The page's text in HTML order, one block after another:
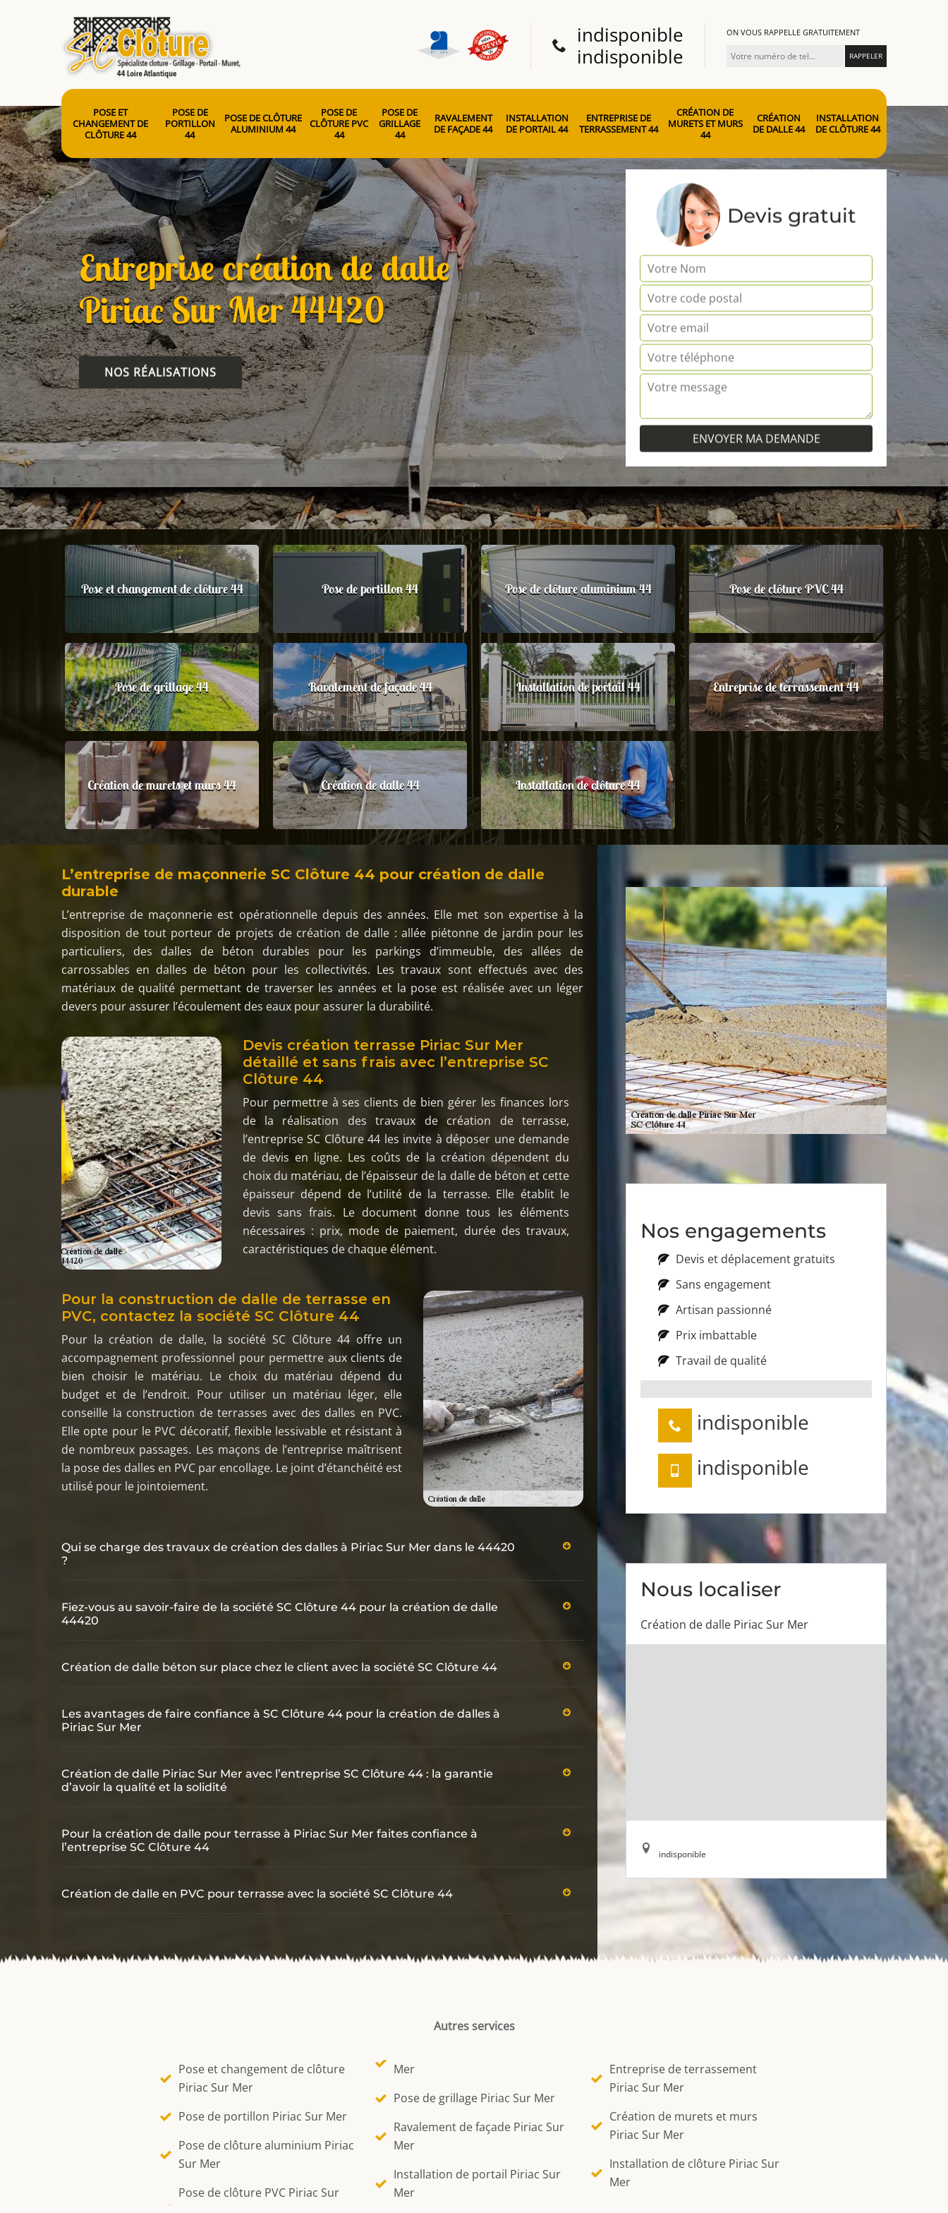
indisponible
indisponible
ON VOUS RAPPELLE GRATUITEMENT
POSE ET
CHANGEMENT DE
CLÔTURE 44
POSE DE
PORTILLON
44
POSE DE CLÔTURE
ALUMINIUM 44
POSE DE
CLÔTURE PVC
44
POSE DE
GRILLAGE
44
RAVALEMENT
DE FAÇADE 44
INSTALLATION
DE PORTAIL 44
ENTREPRISE DE
TERRASSEMENT 44
CRÉATION DE
MURETS ET MURS
44
CRÉATION
DE DALLE 44
INSTALLATION
DE CLÔTURE 44
Entreprise création de dalle
Piriac Sur Mer 44420
NOS RÉALISATIONS
Devis gratuit
Pose et changement de clôture 44 Pose de portillon 44 Pose de clôture aluminium 44 Pose de clôture PVC 44
Pose de grillage 44 Ravalement de façade 44 Installation de portail 44 Entreprise de terrassement 44
Création de murets et murs 44 Création de dalle 44 Installation de clôture 44
L’entreprise de maçonnerie SC Clôture 44 pour création de dalle
durable
L’entreprise de maçonnerie est opérationnelle depuis des années. Elle met son expertise à la
disposition de tout porteur de projets de création de dalle : allée piétonne de jardin pour les
particuliers, des dalles de béton durables pour les parkings d’immeuble, des allées de
carrossables en dalles de béton pour les collectivités. Les travaux sont effectués avec des
matériaux de qualité permettant de traverser les années et la pose est réalisée avec un léger
devers pour assurer l’écoulement des eaux pour assurer la durabilité.
Devis création terrasse Piriac Sur Mer
détaillé et sans frais avec l’entreprise SC
Clôture 44
Pour permettre à ses clients de bien gérer les finances lors
de la réalisation des travaux de création de terrasse,
l’entreprise SC Clôture 44 les invite à déposer une demande
de devis en ligne. Les coûts de la création dépendent du
choix du matériau, de l’épaisseur de la dalle de béton et cette
épaisseur dépend de l’utilité de la terrasse. Elle établit le
devis sans frais. Le document donne tous les éléments
nécessaires : prix, mode de paiement, durée des travaux,
caractéristiques de chaque élément.
Pour la construction de dalle de terrasse en
PVC, contactez la société SC Clôture 44
Pour la création de dalle, la société SC Clôture 44 offre un
accompagnement professionnel pour permettre aux clients de
bien choisir le matériau. Le choix du matériau dépend du
budget et de l’endroit. Pour utiliser un matériau léger, elle
conseille la construction de terrasses avec des dalles en PVC.
Elle opte pour le PVC décoratif, flexible lessivable et résistant à
de nombreux passages. Les maçons de l’entreprise maîtrisent
la pose des dalles en PVC par encollage. Le joint d’étanchéité est
utilisé pour le jointoiement.
Qui se charge des travaux de création des dalles à Piriac Sur Mer dans le 44420
?
Fiez-vous au savoir-faire de la société SC Clôture 44 pour la création de dalle
44420
Création de dalle béton sur place chez le client avec la société SC Clôture 44
Les avantages de faire confiance à SC Clôture 44 pour la création de dalles à
Piriac Sur Mer
Création de dalle Piriac Sur Mer avec l’entreprise SC Clôture 44 : la garantie
d’avoir la qualité et la solidité
Pour la création de dalle pour terrasse à Piriac Sur Mer faites confiance à
l’entreprise SC Clôture 44
Création de dalle en PVC pour terrasse avec la société SC Clôture 44
Nos engagements
Devis et déplacement gratuits
Sans engagement
Artisan passionné
Prix imbattable
Travail de qualité
indisponible
indisponible
Nous localiser
Création de dalle Piriac Sur Mer
indisponible
Autres services
Pose et changement de clôture
Piriac Sur Mer
Pose de portillon Piriac Sur Mer
Pose de clôture aluminium Piriac
Sur Mer
Pose de clôture PVC Piriac Sur
Mer
Pose de grillage Piriac Sur Mer
Ravalement de façade Piriac Sur
Mer
Installation de portail Piriac Sur
Mer
Entreprise de terrassement
Piriac Sur Mer
Création de murets et murs
Piriac Sur Mer
Installation de clôture Piriac Sur
Mer